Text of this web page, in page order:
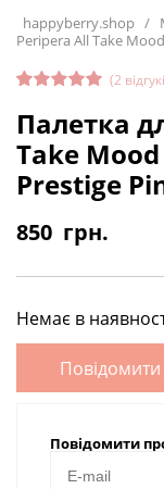
happyberry.shop /
Peripera All Take
5.00з 5
на основі
опитуван
ня
покупців
(2
Палетка
Take
Prestige
850 грн.
Немає в
Повідомити
Повідомити